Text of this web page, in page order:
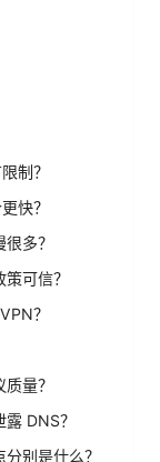
制？
快？
多？
可信？
？
量？
DNS？
别是什么？